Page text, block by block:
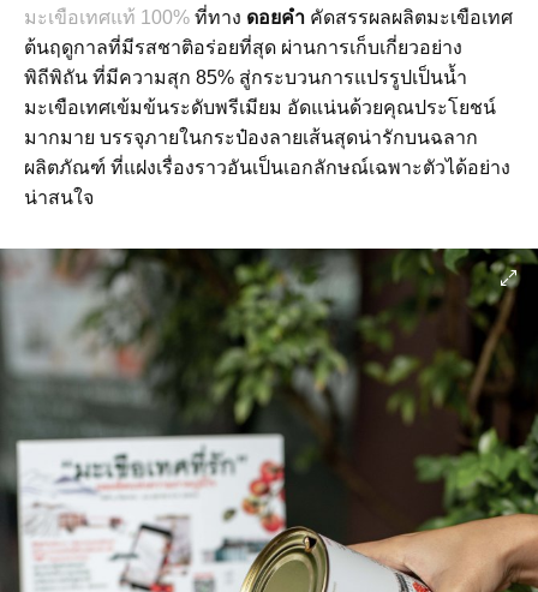
มะเขือเทศแท้ 100% ที่ทาง ดอยคำ คัดสรรผลผลิตมะเขือเทศ
ต้นฤดูกาลที่มีรสชาติอร่อยที่สุด ผ่านการเก็บเกี่ยวอย่าง
พิถีพิถัน ที่มีความสุก 85% สู่กระบวนการแปรรูปเป็นน้ำ
มะเขือเทศเข้มข้นระดับพรีเมียม อัดแน่นด้วยคุณประโยชน์
มากมาย บรรจุภายในกระป๋องลายเส้นสุดน่ารักบนฉลาก
ผลิตภัณฑ์ ที่แฝงเรื่องราวอันเป็นเอกลักษณ์เฉพาะตัวได้อย่าง
น่าสนใจ